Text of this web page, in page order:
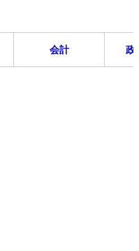
会計 政